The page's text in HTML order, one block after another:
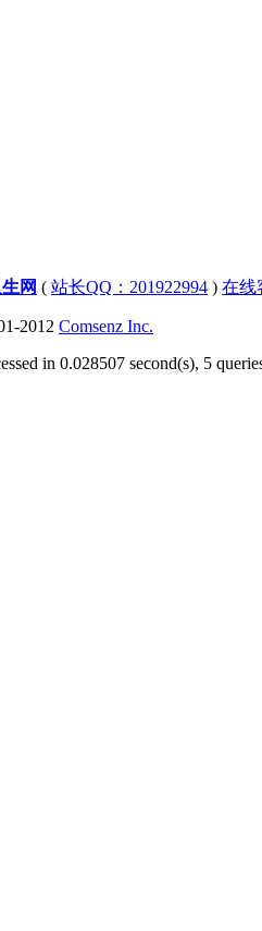
网 ( 站长QQ：201922994 ) 在线
2012 Comsenz Inc.
in 0.028507 second(s), 5